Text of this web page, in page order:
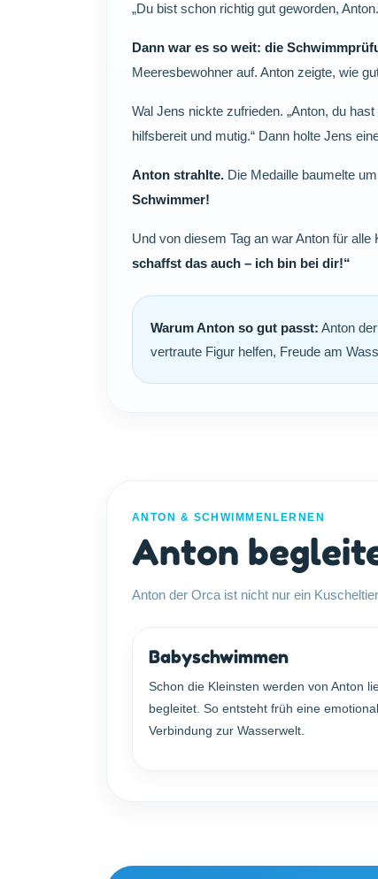
„Du bist schon richtig gut geworden,
Dann war es so weit: die
Meeresbewohner auf. Anton zeigte, wie
Wal Jens nickte zufrieden. „Anton, du
hilfsbereit und mutig.“ Dann holte Jens
Anton strahlte. Die Medaille baumelte
Schwimmer!
Und von diesem Tag an war Anton für
schaffst das auch – ich bin bei dir!“
Warum Anton so gut passt: Anton
vertraute Figur helfen, Freude am
ANTON & SCHWIMMENLERNEN
Anton
Anton der Orca ist nicht nur ein
Babyschwimmen
Schon die Kleinsten werden von Anton
begleitet. So entsteht früh eine
Verbindung zur Wasserwelt.